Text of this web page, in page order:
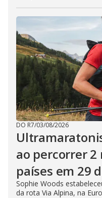
DO R7/03/08/2026
ao percorrer
países em 29
Sophie Woods
da rota Via Alpina, na